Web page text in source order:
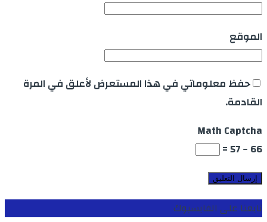
الموقع
حفظ معلوماتي في هذا المستعرض لأعلق في المرة
القادمة.
Math Captcha
66 − 57 =
تابعنا على الفايسبوك